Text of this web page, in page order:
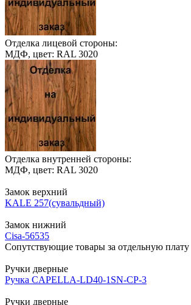
Отделка лицевой стороны:
МДФ, цвет: RAL 3020
Отделка внутренней стороны:
МДФ, цвет: RAL 3020
Замок верхний
KALE 257(сувальдный)
Замок нижний
Cisa-56535
Сопутствующие товары за отдельную плату
Ручки дверные
Ручка CAPELLA-LD40-1SN-CP-3
Ручки дверные